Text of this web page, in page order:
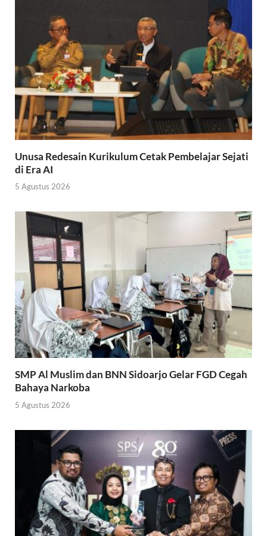
Unusa Redesain Kurikulum Cetak Pembelajar Sejati
di Era AI
5 Agustus 2026
SMP Al Muslim dan BNN Sidoarjo Gelar FGD Cegah
Bahaya Narkoba
5 Agustus 2026